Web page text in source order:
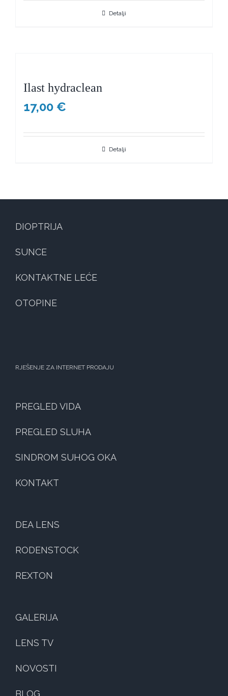
Detalji
Ilast hydraclean
17,00 €
Detalji
DIOPTRIJA
SUNCE
KONTAKTNE LEĆE
OTOPINE
RJEŠENJE ZA INTERNET PRODAJU
PREGLED VIDA
PREGLED SLUHA
SINDROM SUHOG OKA
KONTAKT
DEA LENS
RODENSTOCK
REXTON
GALERIJA
LENS TV
NOVOSTI